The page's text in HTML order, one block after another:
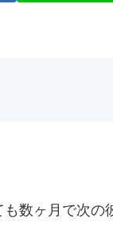
数ヶ月で次の